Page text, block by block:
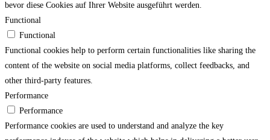
bevor diese Cookies auf Ihrer Website ausgeführt werden.
Functional
Functional
Functional cookies help to perform certain functionalities like sharing the
content of the website on social media platforms, collect feedbacks, and
other third-party features.
Performance
Performance
Performance cookies are used to understand and analyze the key